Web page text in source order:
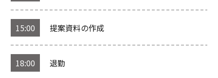
15:00 提案資料の作成
18:00 退勤